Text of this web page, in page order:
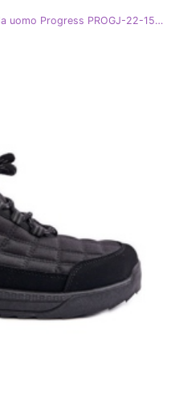
Scarponi da neve invernali isolanti da uomo Progress PROGJ-22-153 Neri nero